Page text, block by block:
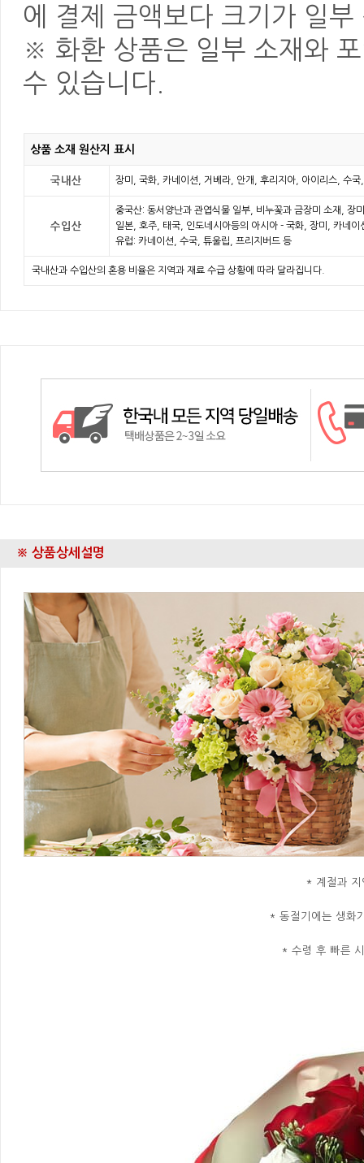
에 결제 금액보다 크기가 일
※ 화환 상품은 일부 소재와
수 있습니다.
상품 소재 원산지 표시
국내산 장미, 국화, 카네이션, 거베라, 안개, 후리지아, 아이리스, 수
수입산
중국산: 동서양난과 관엽식물 일부, 비누꽃과 금장미 소재, 장
일본, 호주, 태국, 인도네시아등의 아시아 - 국화, 장미, 카네
유럽: 카네이션, 수국, 튜울립, 프리지버드 등
국내산과 수입산의 혼용 비율은 지역과 재료 수급 상황에 따라 달라집니다.
※ 상품상세설명
* 계절과 지
* 동절기에는 생화
* 수령 후 빠른